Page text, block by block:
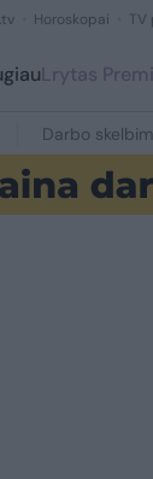
Horoskopai
Lrytas
Darbo